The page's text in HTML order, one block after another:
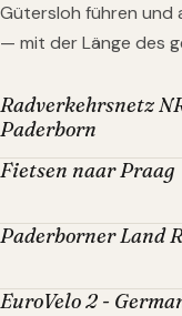
Gütersloh führen und
— mit der Länge des
Radverkehrsnetz
Paderborn
Fietsen naar Praag
Paderborner Land
EuroVelo 2 -